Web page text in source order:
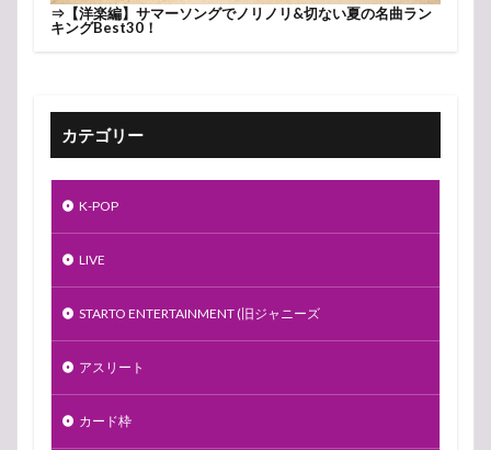
⇒ 【洋楽編】サマーソングでノリノリ&切ない夏の名曲ラン
キングBest30！
カテゴリー
K-POP
LIVE
STARTO ENTERTAINMENT (旧ジャニーズ
アスリート
カード枠